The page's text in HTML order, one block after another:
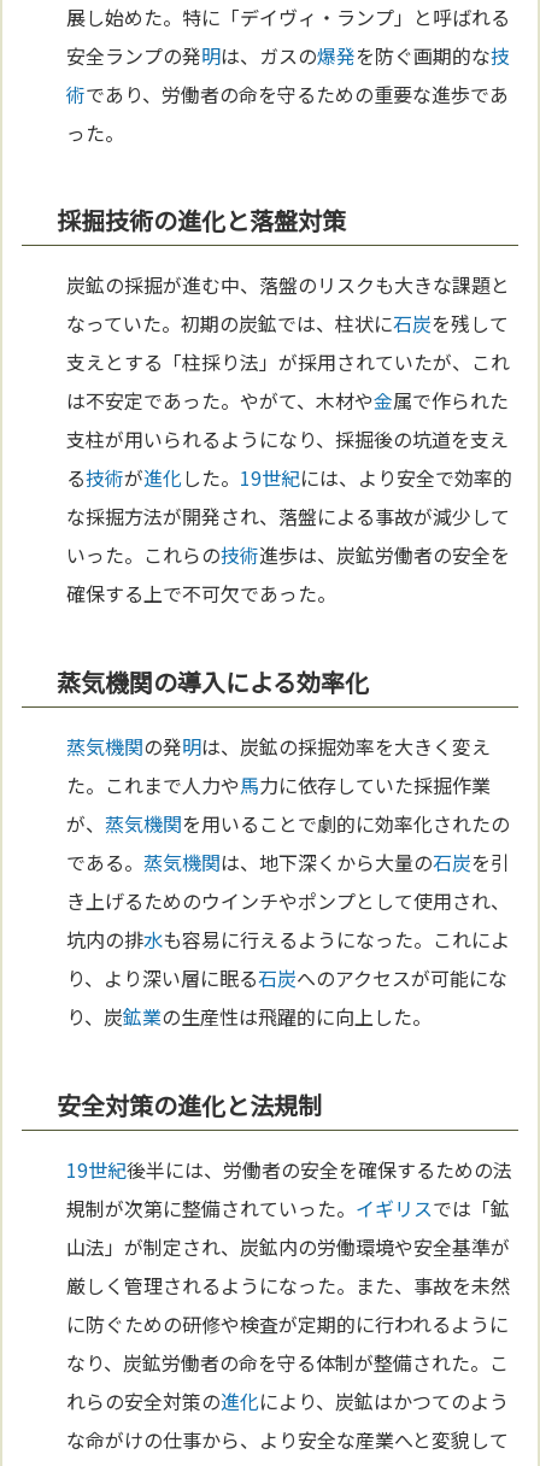
展し始めた。特に「デイヴィ・ランプ」と呼ばれる
安全ランプの発明は、ガスの爆発を防ぐ画期的な技
術であり、労働者の命を守るための重要な進歩であ
った。
採掘技術の進化と落盤対策
炭鉱の採掘が進む中、落盤のリスクも大きな課題と
なっていた。初期の炭鉱では、柱状に石炭を残して
支えとする「柱採り法」が採用されていたが、これ
は不安定であった。やがて、木材や金属で作られた
支柱が用いられるようになり、採掘後の坑道を支え
る技術が進化した。 19世紀には、より安全で効率的
な採掘方法が開発され、落盤による事故が減少して
いった。これらの技術進歩は、炭鉱労働者の安全を
確保する上で不可欠であった。
蒸気機関の導入による効率化
蒸気機関の発明は、炭鉱の採掘効率を大きく変え
た。これまで人力や馬力に依存していた採掘作業
が、 蒸気機関を用いることで劇的に効率化されたの
である。 蒸気機関は、地下深くから大量の石炭を引
き上げるためのウインチやポンプとして使用され、
坑内の排水も容易に行えるようになった。これによ
り、より深い層に眠る石炭へのアクセスが可能にな
り、炭鉱業の生産性は飛躍的に向上した。
安全対策の進化と法規制
19世紀後半には、労働者の安全を確保するための法
規制が次第に整備されていった。 イギリスでは「鉱
山法」が制定され、炭鉱内の労働環境や安全基準が
厳しく管理されるようになった。また、事故を未然
に防ぐための研修や検査が定期的に行われるように
なり、炭鉱労働者の命を守る体制が整備された。こ
れらの安全対策の進化により、炭鉱はかつてのよう
な命がけの仕事から、より安全な産業へと変貌して